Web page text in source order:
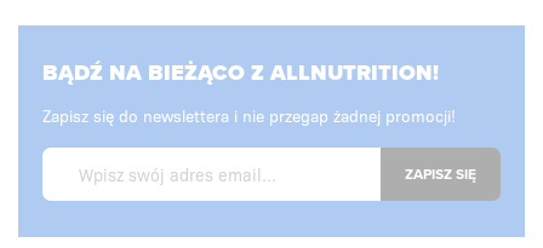
BĄDŹ NA BIEŻĄCO Z ALLNUTRITION!
Zapisz się do newslettera i nie przegap żadnej promocji!
ZAPISZ SIĘ